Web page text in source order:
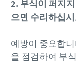
2. 부식이 퍼지
으면 수리하십
예방이 중요합
을 점검하여 부